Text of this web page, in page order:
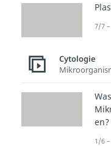
7/7
Cytologie
en?
1/6